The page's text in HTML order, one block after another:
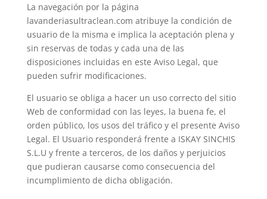
La navegación por la página
lavanderiasultraclean.com atribuye la condición de
usuario de la misma e implica la aceptación plena y
sin reservas de todas y cada una de las
disposiciones incluidas en este Aviso Legal, que
pueden sufrir modificaciones.
El usuario se obliga a hacer un uso correcto del sitio
Web de conformidad con las leyes, la buena fe, el
orden público, los usos del tráfico y el presente Aviso
Legal. El Usuario responderá frente a ISKAY SINCHIS
S.L.U y frente a terceros, de los daños y perjuicios
que pudieran causarse como consecuencia del
incumplimiento de dicha obligación.